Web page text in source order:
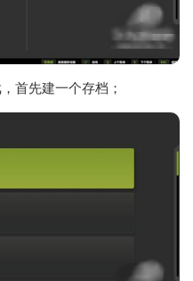
首先建一个存档；